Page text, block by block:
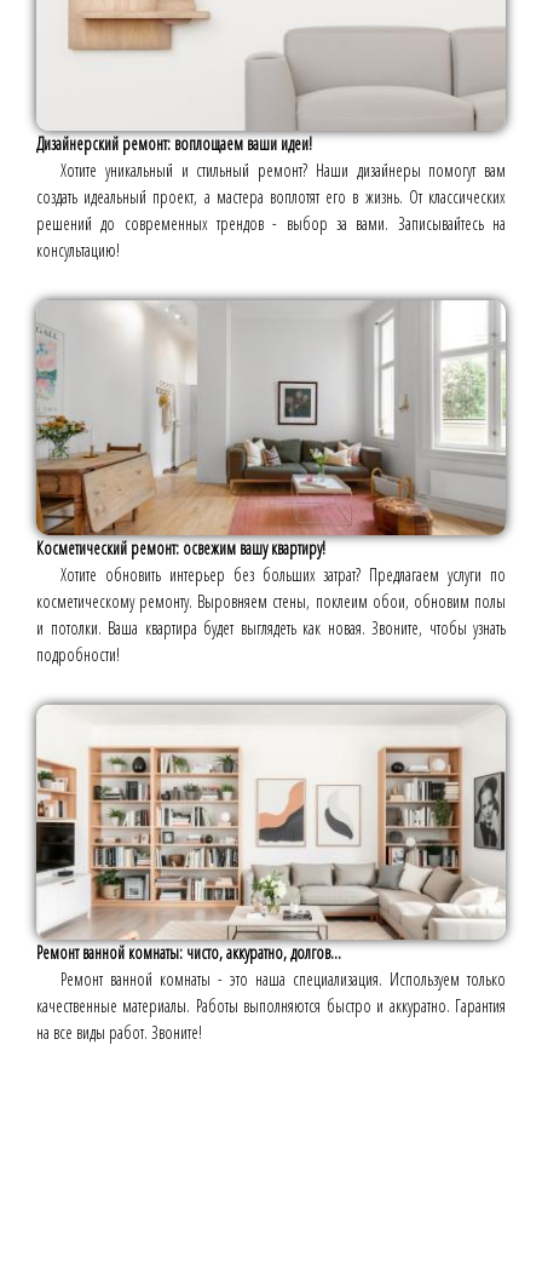
Дизайнерский ремонт: воплощаем ваши идеи!
Хотите уникальный и стильный ремонт? Наши дизайнеры помогут вам
создать идеальный проект, а мастера воплотят его в жизнь. От классических
решений до современных трендов - выбор за вами. Записывайтесь на
консультацию!
Косметический ремонт: освежим вашу квартиру!
Хотите обновить интерьер без больших затрат? Предлагаем услуги по
косметическому ремонту. Выровняем стены, поклеим обои, обновим полы
и потолки. Ваша квартира будет выглядеть как новая. Звоните, чтобы узнать
подробности!
Ремонт ванной комнаты: чисто, аккуратно, долгов...
Ремонт ванной комнаты - это наша специализация. Используем только
качественные материалы. Работы выполняются быстро и аккуратно. Гарантия
на все виды работ. Звоните!